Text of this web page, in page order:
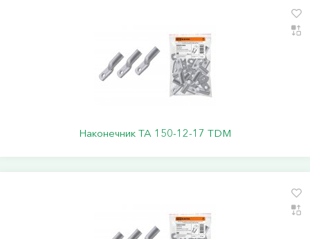
Наконечник ТА 150-12-17 TDM